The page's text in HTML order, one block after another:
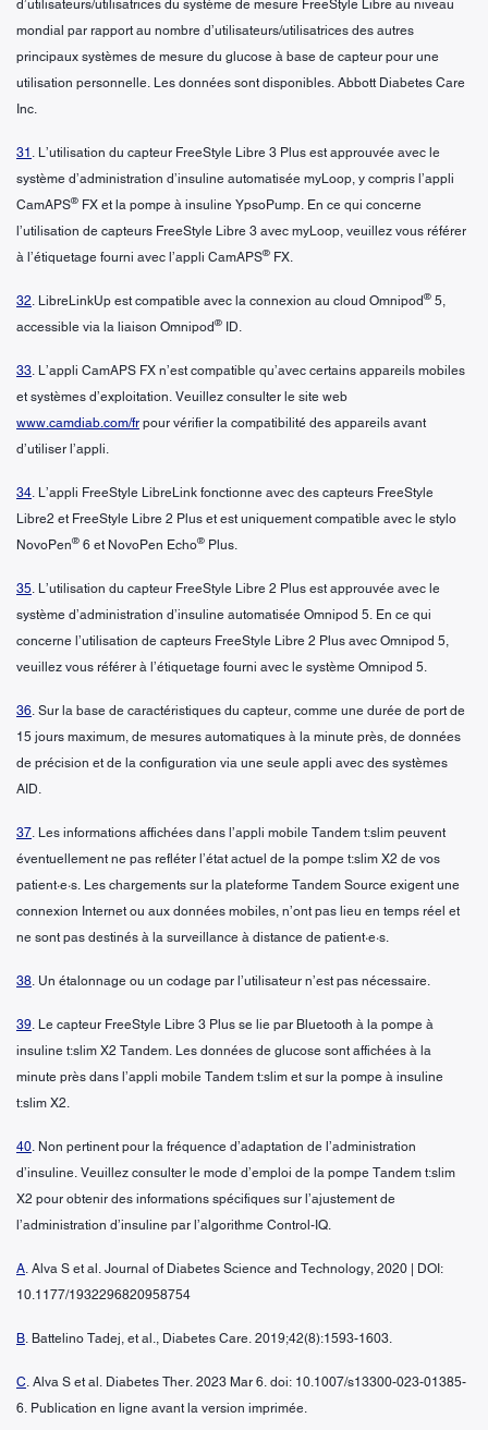
d’utilisateurs/utilisatrices du système de mesure FreeStyle Libre au niveau
mondial par rapport au nombre d’utilisateurs/utilisatrices des autres
principaux systèmes de mesure du glucose à base de capteur pour une
utilisation personnelle. Les données sont disponibles. Abbott Diabetes Care
Inc.
31 . L’utilisation du capteur FreeStyle Libre 3 Plus est approuvée avec le
système d’administration d’insuline automatisée myLoop, y compris l’appli
CamAPS® FX et la pompe à insuline YpsoPump. En ce qui concerne
l’utilisation de capteurs FreeStyle Libre 3 avec myLoop, veuillez vous référer
à l’étiquetage fourni avec l’appli CamAPS® FX.
32. LibreLinkUp est compatible avec la connexion au cloud Omnipod® 5,
accessible via la liaison Omnipod® ID.
33. L’appli CamAPS FX n’est compatible qu’avec certains appareils mobiles
et systèmes d’exploitation. Veuillez consulter le site web
www.camdiab.com/fr pour vérifier la compatibilité des appareils avant
d’utiliser l’appli.
34. L’appli FreeStyle LibreLink fonctionne avec des capteurs FreeStyle
Libre2 et FreeStyle Libre 2 Plus et est uniquement compatible avec le stylo
NovoPen® 6 et NovoPen Echo® Plus.
35. L’utilisation du capteur FreeStyle Libre 2 Plus est approuvée avec le
système d’administration d’insuline automatisée Omnipod 5. En ce qui
concerne l’utilisation de capteurs FreeStyle Libre 2 Plus avec Omnipod 5,
veuillez vous référer à l’étiquetage fourni avec le système Omnipod 5.
36. Sur la base de caractéristiques du capteur, comme une durée de port de
15 jours maximum, de mesures automatiques à la minute près, de données
de précision et de la configuration via une seule appli avec des systèmes
AID.
37. Les informations affichées dans l’appli mobile Tandem t:slim peuvent
éventuellement ne pas refléter l’état actuel de la pompe t:slim X2 de vos
patient·e·s. Les chargements sur la plateforme Tandem Source exigent une
connexion Internet ou aux données mobiles, n’ont pas lieu en temps réel et
ne sont pas destinés à la surveillance à distance de patient·e·s.
38. Un étalonnage ou un codage par l’utilisateur n’est pas nécessaire.
39. Le capteur FreeStyle Libre 3 Plus se lie par Bluetooth à la pompe à
insuline t:slim X2 Tandem. Les données de glucose sont affichées à la
minute près dans l’appli mobile Tandem t:slim et sur la pompe à insuline
t:slim X2.
40. Non pertinent pour la fréquence d’adaptation de l’administration
d’insuline. Veuillez consulter le mode d’emploi de la pompe Tandem t:slim
X2 pour obtenir des informations spécifiques sur l’ajustement de
l’administration d’insuline par l’algorithme Control-IQ.
A. Alva S et al. Journal of Diabetes Science and Technology, 2020 | DOI:
10.1177/1932296820958754
B. Battelino Tadej, et al., Diabetes Care. 2019;42(8):1593-1603.
C. Alva S et al. Diabetes Ther. 2023 Mar 6. doi: 10.1007/s13300-023-01385-
6. Publication en ligne avant la version imprimée.